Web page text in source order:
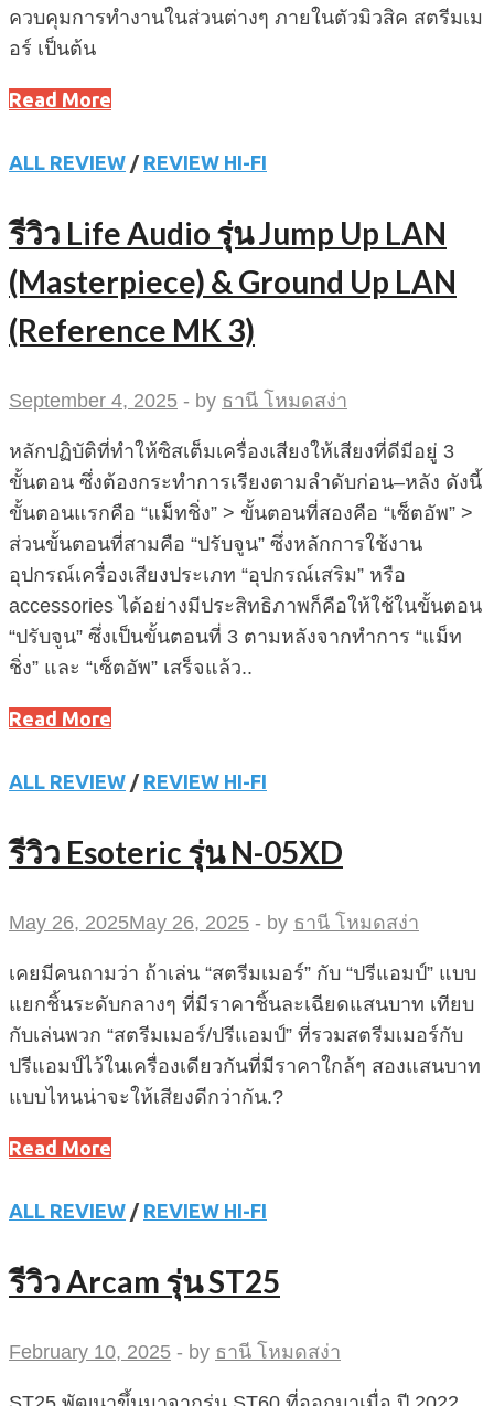
ควบคุมการทำงานในส่วนต่างๆ ภายในตัวมิวสิค สตรีมเม
อร์ เป็นต้น
Read More
ALL REVIEW / REVIEW HI-FI
รีวิว Life Audio รุ่น Jump Up LAN
(Masterpiece) & Ground Up LAN
(Reference MK 3)
September 4, 2025 - by ธานี โหมดสง่า
หลักปฏิบัติที่ทำให้ซิสเต็มเครื่องเสียงให้เสียงที่ดีมีอยู่ 3
ขั้นตอน ซึ่งต้องกระทำการเรียงตามลำดับก่อน–หลัง ดังนี้
ขั้นตอนแรกคือ “แม็ทชิ่ง” > ขั้นตอนที่สองคือ “เซ็ตอัพ” >
ส่วนขั้นตอนที่สามคือ “ปรับจูน” ซึ่งหลักการใช้งาน
อุปกรณ์เครื่องเสียงประเภท “อุปกรณ์เสริม” หรือ
accessories ได้อย่างมีประสิทธิภาพก็คือให้ใช้ในขั้นตอน
“ปรับจูน” ซึ่งเป็นขั้นตอนที่ 3 ตามหลังจากทำการ “แม็ท
ชิ่ง” และ “เซ็ตอัพ” เสร็จแล้ว..
Read More
ALL REVIEW / REVIEW HI-FI
รีวิว Esoteric รุ่น N-05XD
May 26, 2025May 26, 2025 - by ธานี โหมดสง่า
เคยมีคนถามว่า ถ้าเล่น “สตรีมเมอร์” กับ “ปรีแอมป์” แบบ
แยกชิ้นระดับกลางๆ ที่มีราคาชิ้นละเฉียดแสนบาท เทียบ
กับเล่นพวก “สตรีมเมอร์/ปรีแอมป์” ที่รวมสตรีมเมอร์กับ
ปรีแอมป์ไว้ในเครื่องเดียวกันที่มีราคาใกล้ๆ สองแสนบาท
แบบไหนน่าจะให้เสียงดีกว่ากัน.?
Read More
ALL REVIEW / REVIEW HI-FI
รีวิว Arcam รุ่น ST25
February 10, 2025 - by ธานี โหมดสง่า